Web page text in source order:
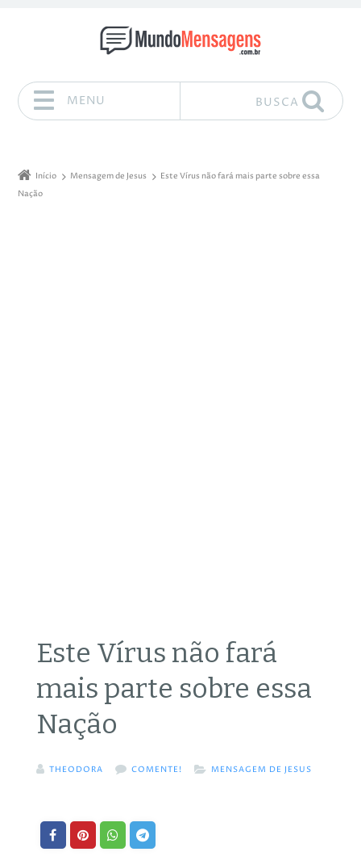
MENU BUSCA
Início Mensagem de Jesus
Este Vírus não fará mais parte sobre essa
Nação
Este Vírus não fará
mais parte sobre essa
Nação
THEODORA COMENTE! MENSAGEM DE JESUS